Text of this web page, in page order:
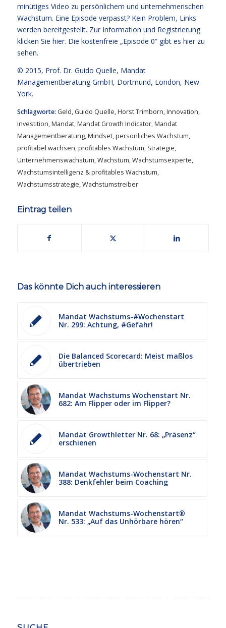
minütiges Video zu persönlichem und unternehmerischen
Wachstum. Eine Episode verpasst? Kein Problem, Links
werden bereitgestellt. Zur Information und Registrierung
klicken Sie hier. Die kostenfreie „Episode 0“ gibt es hier zu
sehen.
© 2015, Prof. Dr. Guido Quelle, Mandat
Managementberatung GmbH, Dortmund, London, New
York.
Schlagworte: Geld, Guido Quelle,Horst Trimborn,Innovation,
Investition,Mandat,Mandat Growth Indicator,Mandat
Managementberatung,Mindset,persönliches Wachstum,
profitabel wachsen,profitables Wachstum, Strategie,
Unternehmenswachstum,Wachstum,Wachstumsexperte,
Wachstumsintelligenz & profitables Wachstum,
Wachstumsstrategie,Wachstumstreiber
Eintrag teilen
Das könnte Dich auch interessieren
Mandat Wachstums-#Wochenstart
Nr. 299: Achtung, #Gefahr!
Die Balanced Scorecard: Meist maßlos
übertrieben
Mandat Wachstums Wochenstart Nr.
682: Am Flipper oder im Flipper?
Mandat Growthletter Nr. 68: „Präsenz“
erschienen
Mandat Wachstums-Wochenstart Nr.
388: Denkfehler beim Coaching
Mandat Wachstums-Wochenstart®
Nr. 533: „Auf das Unhörbare hören“